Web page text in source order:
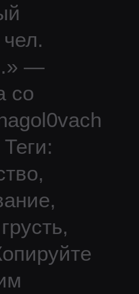
» —
со
Теги: